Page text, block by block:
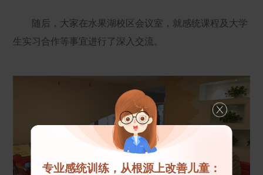
随后，大家在水果湖校区会议室，就感统课程及大学
生实习合作等事宜进行了深入交流。
专业感统训练，从根源上改善儿童：